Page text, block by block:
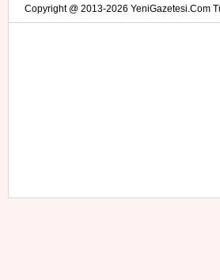
Copyright @ 2013-2026 YeniGazetesi.Com